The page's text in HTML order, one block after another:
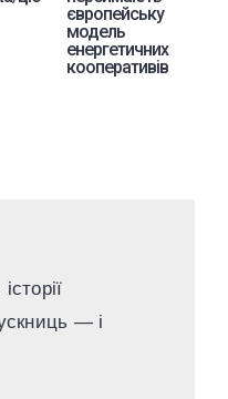
європейську
модель
енергетичних
кооперативів
— і